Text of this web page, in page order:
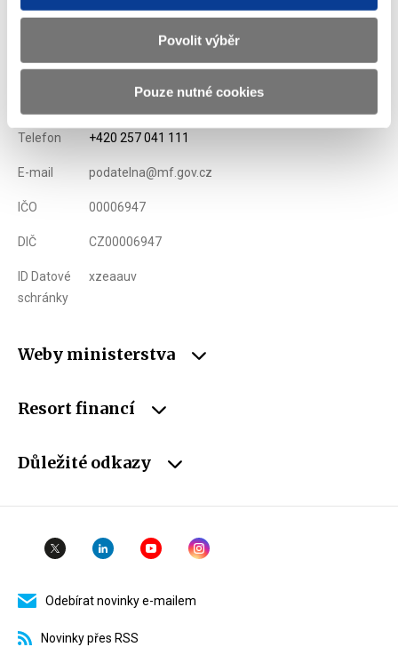
Povolit výběr
Pouze nutné cookies
Ministerstvo financí ČR
Telefon +420 257 041 111
E-mail podatelna@mf.gov.cz
IČO 00006947
DIČ CZ00006947
ID Datové
schránky
xzeaauv
Weby ministerstva
Resort financí
Důležité odkazy
Odebírat novinky e-mailem
Novinky přes RSS